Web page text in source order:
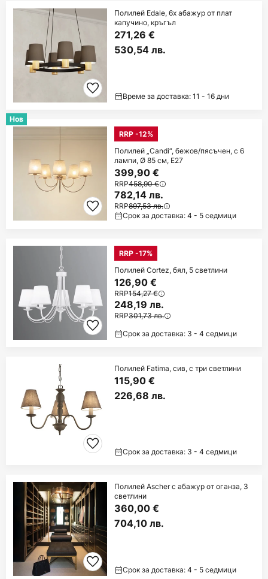
Полилей Edale, 6x абажур от плат
капучино, кръгъл
271,26 €
530,54 лв.
Време за доставка: 11 - 16 дни
Нов
RRP -12%
Полилей „Candi“, бежов/пясъчен, с 6
лампи, Ø 85 см, E27
399,90 €
RRP458,90 €
782,14 лв.
RRP897,53 лв.
Срок за доставка: 4 - 5 седмици
RRP -17%
Полилей Cortez, бял, 5 светлини
126,90 €
RRP154,27 €
248,19 лв.
RRP301,73 лв.
Срок за доставка: 3 - 4 седмици
Полилей Fatima, сив, с три светлини
115,90 €
226,68 лв.
Срок за доставка: 3 - 4 седмици
Полилей Ascher с абажур от оганза, 3
светлини
360,00 €
704,10 лв.
Срок за доставка: 4 - 5 седмици